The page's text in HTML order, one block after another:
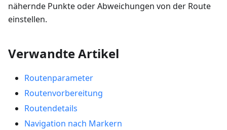
nähernde Punkte oder Abweichungen von der Route
einstellen.
Verwandte Artikel
Routenparameter
Routenvorbereitung
Routendetails
Navigation nach Markern